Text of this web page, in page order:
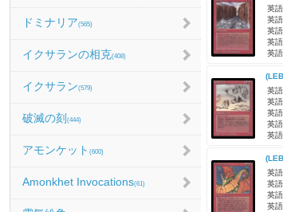
ドミナリア(565)
イクサランの相克(408)
イクサラン(579)
破滅の刻 (444)
アモンケット (600)
Amonkhet Invocations(61)
英
英
英
英
英
英
英
英
英
英
英
英
英
英